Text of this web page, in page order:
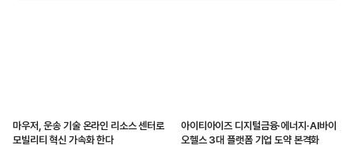
마우저, 운송 기술 온라인 리소스 센터로
모빌리티 혁신 가속화 한다
아이티아이즈 디지털금융·에너지·AI바이
오헬스 3대 플랫폼 기업 도약 본격화